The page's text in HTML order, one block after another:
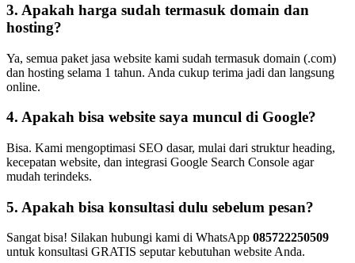
3. Apakah harga sudah termasuk domain dan
hosting?
Ya, semua paket jasa website kami sudah termasuk domain (.com)
dan hosting selama 1 tahun. Anda cukup terima jadi dan langsung
online.
4. Apakah bisa website saya muncul di Google?
Bisa. Kami mengoptimasi SEO dasar, mulai dari struktur heading,
kecepatan website, dan integrasi Google Search Console agar
mudah terindeks.
5. Apakah bisa konsultasi dulu sebelum pesan?
Sangat bisa! Silakan hubungi kami di WhatsApp 085722250509
untuk konsultasi GRATIS seputar kebutuhan website Anda.